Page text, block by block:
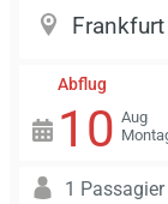
Abflug
10 Aug
1 Passagier